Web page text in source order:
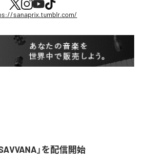
sanaprix.tumblr.com/
」を配信開始